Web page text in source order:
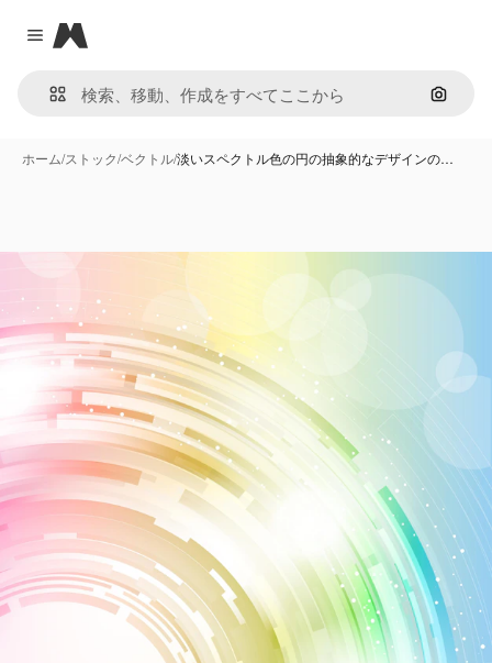
Close menu
Magnific
画像で
ホーム/ストック/ベクトル/淡いスペクトル色の円の抽象的なデザインの…